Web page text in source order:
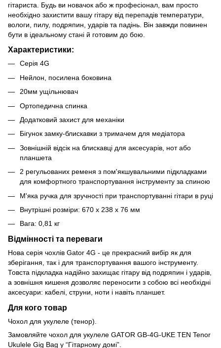
гітариста. Будь ви новачок або ж професіонал, вам просто
необхідно захистити вашу гітару від перепадів температури,
вологи, пилу, подряпин, ударів та падінь. Він завжди повинен
бути в ідеальному стані й готовим до бою.
Характеристики:
Серія 4G
Нейлон, посилена боковина
20мм ущільнювач
Ортопедична спинка
Додатковий захист для механіки
Бігунок замку-блискавки з тримачем для медіатора
Зовнішній відсік на блискавці для аксесуарів, нот або
планшета
2 регульованих ременя з пом'якшувальними підкладками
для комфортного транспортування інструменту за спиною
М'яка ручка для зручності при транспортуванні гітари в руці
Внутрішні розміри: 670 х 238 х 76 мм
Вага: 0,81 кг
Відмінності та переваги
Нова серія чохлів Gator 4G - це прекрасний вибір як для
зберігання, так і для транспортування вашого інструменту.
Товста підкладка надійно захищає гітару від подряпин і ударів,
а зовнішня кишеня дозволяє переносити з собою всі необхідні
аксесуари: кабелі, струни, ноти і навіть планшет.
Для кого товар
Чохол для укулеле (тенор).
Замовляйте чохол для укулеле GATOR GB-4G-UKE TEN Tenor
Ukulele Gig Bag у “Гітарному домі”.